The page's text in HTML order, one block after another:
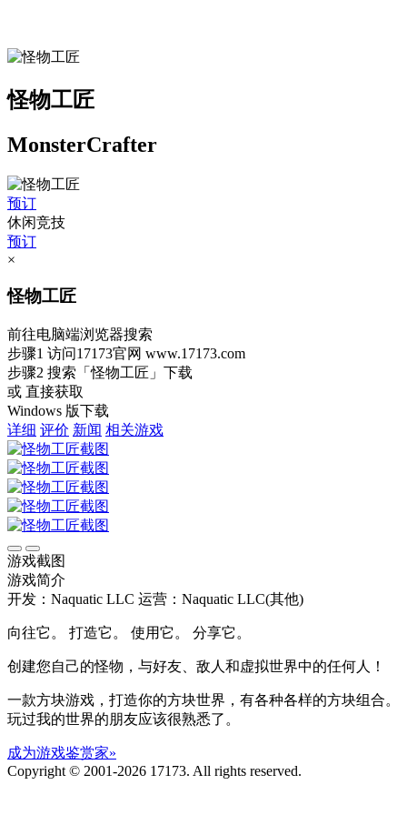
怪物工匠
MonsterCrafter
预订
休闲竞技
预订
×
怪物工匠
前往电脑端浏览器搜索
步骤1 访问17173官网 www.17173.com
步骤2 搜索 「怪物工匠」 下载
或 直接获取
Windows 版下载
详细 评价 新闻 相关游戏
游戏截图
游戏简介
开发：Naquatic LLC 运营：Naquatic LLC(其他)
向往它。 打造它。 使用它。 分享它。
创建您自己的怪物，与好友、敌人和虚拟世界中的任何人！
一款方块游戏，打造你的方块世界，有各种各样的方块组合。
玩过我的世界的朋友应该很熟悉了。
成为游戏鉴赏家»
Copyright © 2001-2026 17173. All rights reserved.